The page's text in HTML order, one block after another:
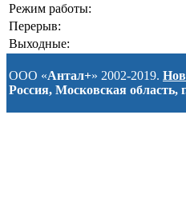
Режим работы:
Перерыв:
Выходные:
ООО «Антал+» 2002-2019.
Россия, Московская область,